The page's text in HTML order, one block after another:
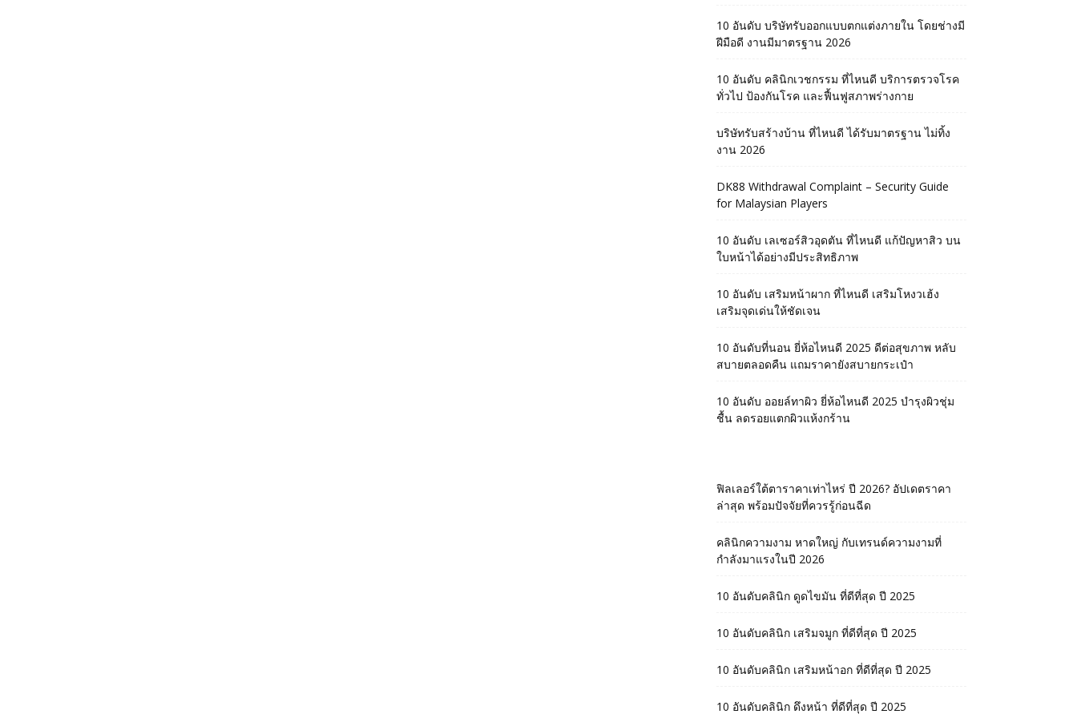
10 อันดับ บริษัทรับออกแบบตกแต่งภายใน โดยช่างมี
ฝีมือดี งานมีมาตรฐาน 2026
10 อันดับ คลินิกเวชกรรม ที่ไหนดี บริการตรวจโรค
ทั่วไป ป้องกันโรค และฟื้นฟูสภาพร่างกาย
บริษัทรับสร้างบ้าน ที่ไหนดี ได้รับมาตรฐาน ไม่ทิ้ง
งาน 2026
DK88 Withdrawal Complaint – Security Guide
for Malaysian Players
10 อันดับ เลเซอร์สิวอุดตัน ที่ไหนดี แก้ปัญหาสิว บน
ใบหน้าได้อย่างมีประสิทธิภาพ
10 อันดับ เสริมหน้าผาก ที่ไหนดี เสริมโหงวเฮ้ง
เสริมจุดเด่นให้ชัดเจน
10 อันดับที่นอน ยี่ห้อไหนดี 2025 ดีต่อสุขภาพ หลับ
สบายตลอดคืน แถมราคายังสบายกระเป๋า
10 อันดับ ออยล์ทาผิว ยี่ห้อไหนดี 2025 บำรุงผิวชุ่ม
ชื้น ลดรอยแตกผิวแห้งกร้าน
ฟิลเลอร์ใต้ตาราคาเท่าไหร่ ปี 2026? อัปเดตราคา
ล่าสุด พร้อมปัจจัยที่ควรรู้ก่อนฉีด
คลินิกความงาม หาดใหญ่ กับเทรนด์ความงามที่
กำลังมาแรงในปี 2026
10 อันดับคลินิก ดูดไขมัน ที่ดีที่สุด ปี 2025
10 อันดับคลินิก เสริมจมูก ที่ดีที่สุด ปี 2025
10 อันดับคลินิก เสริมหน้าอก ที่ดีที่สุด ปี 2025
10 อันดับคลินิก ดึงหน้า ที่ดีที่สุด ปี 2025